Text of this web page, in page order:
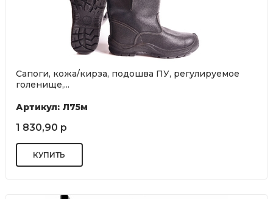
Сапоги, кожа/кирза, подошва ПУ, регулируемое
голенище,...
Артикул: Л75м
1 830,90 р